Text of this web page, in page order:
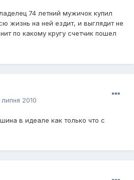
74 летний мужичок купил
жизнь на ней ездит, и выглядит не
по какому кругу счетчик пошел
2010
в идеале как только что с